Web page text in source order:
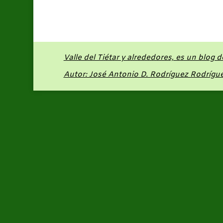
Valle del Tiétar y alrededores, es un blog
Autor: José Antonio D. Rodríguez